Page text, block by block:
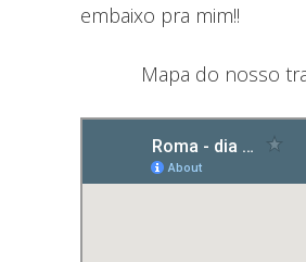
embaixo pra mim!!
Mapa do nosso